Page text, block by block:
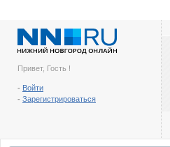
Привет, Гость !
- Войти
- Зарегистрироваться